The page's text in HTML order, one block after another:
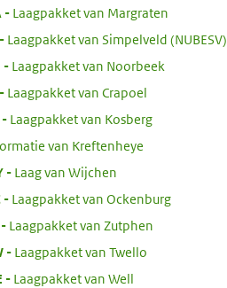
Laagpakket van Margraten
Laagpakket van Simpelveld (NUBESV)
Laagpakket van Noorbeek
Laagpakket van Crapoel
Laagpakket van Kosberg
van Kreftenheye
:
Laag van Wijchen
:
Laagpakket van Ockenburg
Laagpakket van Zutphen
:
Laagpakket van Twello
Laagpakket van Well